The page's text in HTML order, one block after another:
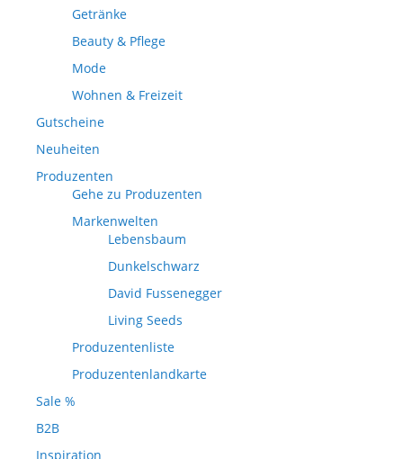
Getränke
Beauty & Pflege
Mode
Wohnen & Freizeit
Gutscheine
Neuheiten
Produzenten
Gehe zu Produzenten
Markenwelten
Lebensbaum
Dunkelschwarz
David Fussenegger
Living Seeds
Produzentenliste
Produzentenlandkarte
Sale %
B2B
Inspiration